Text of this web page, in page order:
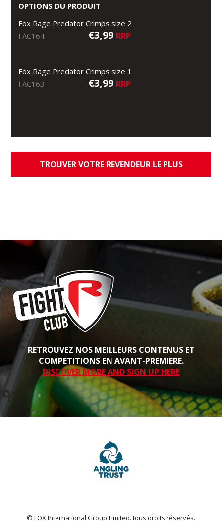
OPTIONS DU PRODUIT
Fox Rage Predator Crimps size 2
FAC164
€3,99 RRP
Fox Rage Predator Crimps size 1
FAC163
€3,99 RRP
TROUVER VOTRE REVENDEUR LE PLUS
RETROUVEZ NOS MEILLEURS CONTENUS ET
COMPETITIONS EN AVANT-PREMIERE.
DISCOVER MORE AND SIGN UP HERE
© FOX International Group Limited. tous droits réservés.